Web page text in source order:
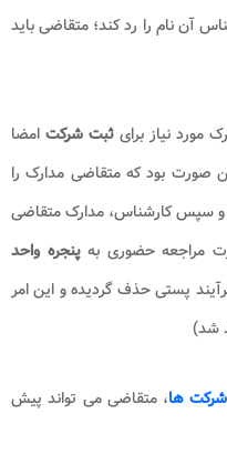
آن نام را رد کند؛ متقاضی باید
مورد نیاز برای ثبت شرکت امضا
صورت بود که متقاضی مدارک را
و سپس کارشناس، مدارک متقاضی
مراجعه حضوری بهپنجره واحد
پستی حذف گردیده و این امر
شد)
شرکت‌ ها، متقاضی می‌ تواند پیش‌